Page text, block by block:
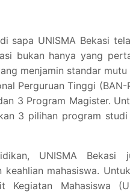
sapa UNISMA Bekasi
bukan hanya yang
menjamin standar
Perguruan Tinggi (BAN-
3 Program Magister.
3 pilihan program
UNISMA
mahasiswa.
Kegiatan Mahasiswa